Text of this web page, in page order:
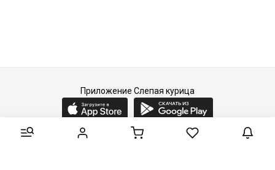
Приложение Слепая курица
2015-2026 © Слепая курица - fashion concept store.